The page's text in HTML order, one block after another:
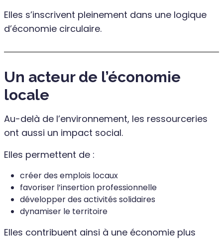
Elles s’inscrivent pleinement dans une logique
d’économie circulaire.
Un acteur de l’économie
locale
Au-delà de l’environnement, les ressourceries
ont aussi un impact social.
Elles permettent de :
créer des emplois locaux
favoriser l’insertion professionnelle
développer des activités solidaires
dynamiser le territoire
Elles contribuent ainsi à une économie plus